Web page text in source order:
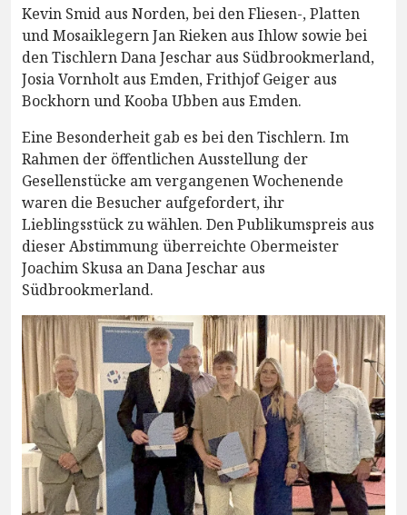
Kevin Smid aus Norden, bei den Fliesen-, Platten
und Mosaiklegern Jan Rieken aus Ihlow sowie bei
den Tischlern Dana Jeschar aus Südbrookmerland,
Josia Vornholt aus Emden, Frithjof Geiger aus
Bockhorn und Kooba Ubben aus Emden.
Eine Besonderheit gab es bei den Tischlern. Im
Rahmen der öffentlichen Ausstellung der
Gesellenstücke am vergangenen Wochenende
waren die Besucher aufgefordert, ihr
Lieblingsstück zu wählen. Den Publikumspreis aus
dieser Abstimmung überreichte Obermeister
Joachim Skusa an Dana Jeschar aus
Südbrookmerland.